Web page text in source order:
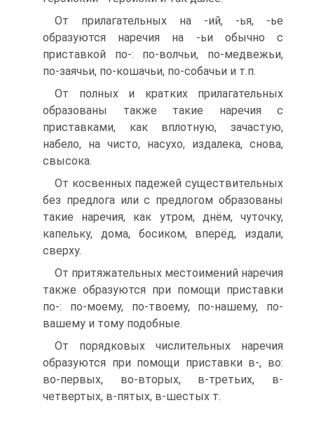
От прилагательных на -ий, -ья, -ье
образуются наречия на -ьи обычно с
приставкой по-: по-волчьи, по-медвежьи,
по-заячьи, по-кошачьи, по-собачьи и т.п.
От полных и кратких прилагательных
образованы также такие наречия с
приставками, как вплотную, зачастую,
набело, на чисто, насухо, издалека, снова,
свысока.
От косвенных падежей существительных
без предлога или с предлогом образованы
такие наречия, как утром, днём, чуточку,
капельку, дома, босиком, вперёд, издали,
сверху.
От притяжательных местоимений наречия
также образуются при помощи приставки
по-: по-моему, по-твоему, по-нашему, по-
вашему и тому подобные.
От порядковых числительных наречия
образуются при помощи приставки в-, во:
во-первых, во-вторых, в-третьих, в-
четвертых, в-пятых, в-шестых т.